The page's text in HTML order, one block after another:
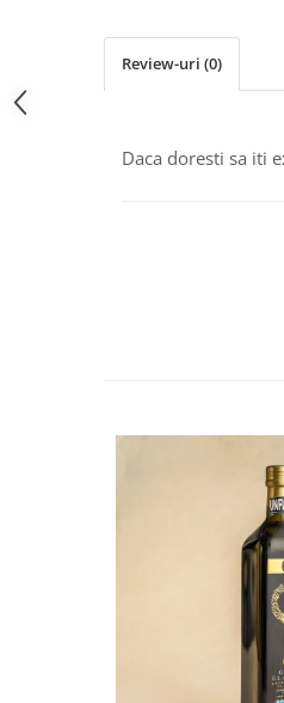
TOATE PRODUSELE
Review-uri (0)
Daca doresti sa iti